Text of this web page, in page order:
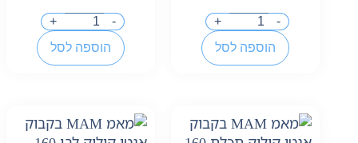
-
+
הוספה לסל
-
+
הוספה לסל